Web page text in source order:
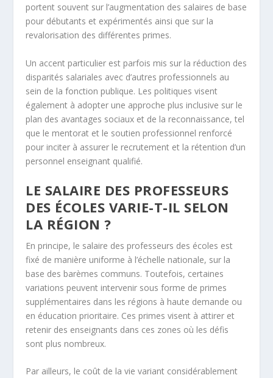
portent souvent sur l’augmentation des salaires de base
pour débutants et expérimentés ainsi que sur la
revalorisation des différentes primes.
Un accent particulier est parfois mis sur la réduction des
disparités salariales avec d’autres professionnels au
sein de la fonction publique. Les politiques visent
également à adopter une approche plus inclusive sur le
plan des avantages sociaux et de la reconnaissance, tel
que le mentorat et le soutien professionnel renforcé
pour inciter à assurer le recrutement et la rétention d’un
personnel enseignant qualifié.
LE SALAIRE DES PROFESSEURS
DES ÉCOLES VARIE-T-IL SELON
LA RÉGION ?
En principe, le salaire des professeurs des écoles est
fixé de manière uniforme à l’échelle nationale, sur la
base des barèmes communs. Toutefois, certaines
variations peuvent intervenir sous forme de primes
supplémentaires dans les régions à haute demande ou
en éducation prioritaire. Ces primes visent à attirer et
retenir des enseignants dans ces zones où les défis
sont plus nombreux.
Par ailleurs, le coût de la vie variant considérablement